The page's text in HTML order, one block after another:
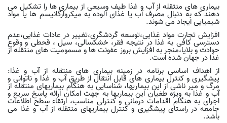
بیماری های منتقله از آب و غذا طیف وسیعی از بیماری ها را تشکیل می
دهند که به دنبال مصرف آب یا غذای آلوده به میکروارگانیسم ها یا مواد
شیمیایی ایجاد می شوند.
افزایش تجارت مواد غذایی،توسعه گردشگری،تغییر در عادات غذایی،عدم
دسترسی کافی به غذا در نتیجه فقر، خشکسالی، سیل ، قحطی و وقوع
حوادث و بلایا،منجر به افزایش بروز عفونت ها و مسمومیت های منتقله از
غذا در جهان شده است.
از اهداف اساسی برنامه در زمینه بیماری های منتقله از آب و غذا:
پیشگیری و کنترل بیماری های قابل انتقال از طریق آب و غذا و ناتوانی و
مرگ و میر ناشی از این بیماریها، شناسایی به هنگام بیماریهای منتقله از
آب و غذا به ویژه طغیان این بیماریها به جهت امکان ارائه پاسخ سریع و
اجرای به هنگام اقدامات درمانی و کنترلی مناسب، ارتقاء سطح اطلاعات
جامعه در راستای پیشگیری و کنترل بیماریهای منتقله از آب و غذا می
باشد.